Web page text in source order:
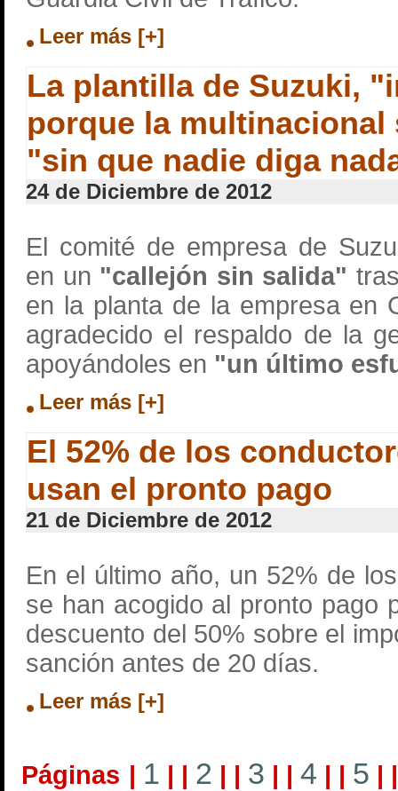
Leer más [+]
La plantilla de Suzuki,
porque la multinacional
"sin que nadie diga
24 de Diciembre de 2012
El comité de empresa de
en un "callejón sin salida"
en la planta de la empresa en
agradecido el respaldo de la
apoyándoles en "un último
Leer más [+]
El 52% de los
usan el pronto pago
21 de Diciembre de 2012
En el último año, un 52% de
se han acogido al pronto pago
descuento del 50% sobre el
sanción antes de 20 días.
Leer más [+]
Páginas | 1 | | 2 | | 3 | | 4 | | 5 |